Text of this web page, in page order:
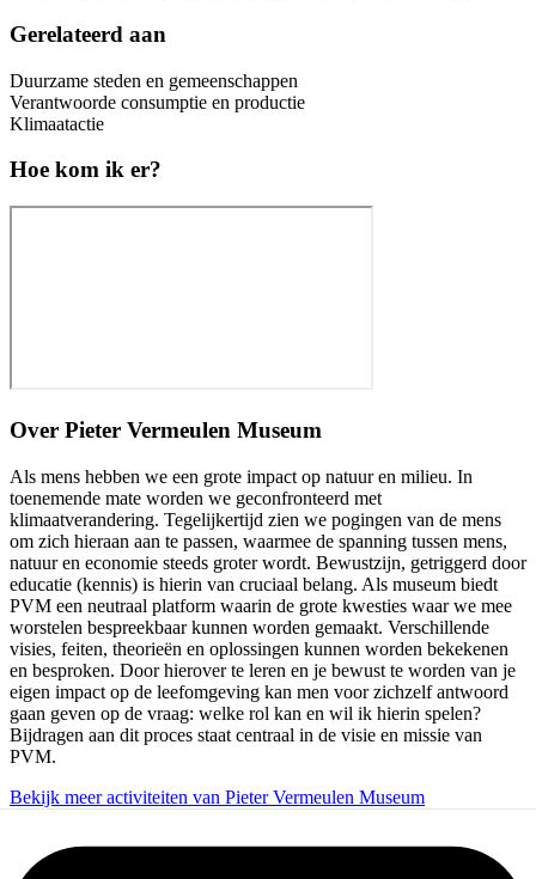
Gerelateerd aan
Duurzame steden en gemeenschappen
Verantwoorde consumptie en productie
Klimaatactie
Hoe kom ik er?
Over Pieter Vermeulen Museum
Als mens hebben we een grote impact op natuur en milieu. In
toenemende mate worden we geconfronteerd met
klimaatverandering. Tegelijkertijd zien we pogingen van de mens
om zich hieraan aan te passen, waarmee de spanning tussen mens,
natuur en economie steeds groter wordt. Bewustzijn, getriggerd door
educatie (kennis) is hierin van cruciaal belang. Als museum biedt
PVM een neutraal platform waarin de grote kwesties waar we mee
worstelen bespreekbaar kunnen worden gemaakt. Verschillende
visies, feiten, theorieën en oplossingen kunnen worden bekekenen
en besproken. Door hierover te leren en je bewust te worden van je
eigen impact op de leefomgeving kan men voor zichzelf antwoord
gaan geven op de vraag: welke rol kan en wil ik hierin spelen?
Bijdragen aan dit proces staat centraal in de visie en missie van
PVM.
Bekijk meer activiteiten van Pieter Vermeulen Museum